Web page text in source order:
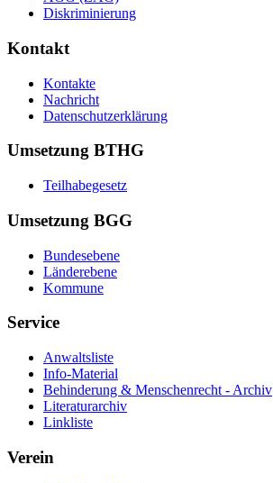
Diskriminierung
Kontakt
Kontakte
Nachricht
Datenschutzerklärung
Umsetzung BTHG
Teilhabegesetz
Umsetzung BGG
Bundesebene
Länderebene
Kommune
Service
Anwaltsliste
Info-Material
Behinderung & Menschenrecht - Archiv
Literaturarchiv
Linkliste
Verein